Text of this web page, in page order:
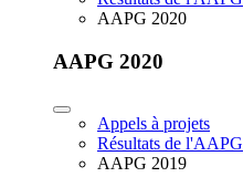
AAPG 2020
AAPG 2020
Appels à projets
Résultats de l'AAPG
AAPG 2019